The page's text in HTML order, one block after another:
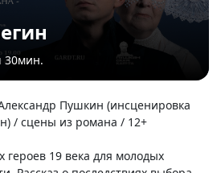
30мин.
Пушкин (инсценировка
/ сцены из романа / 12+
героев 19 века для молодых